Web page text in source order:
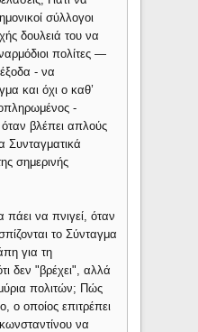
σύλλογοι
δουλειά του να
πολίτες —
- να
και όχι ο καθ’
-
βλέπει απλούς
Συνταγματικά
σημερινής
πάει να πνιγεί, όταν
το Σύνταγμα
για τη
δεν "βρέχει", αλλά
πολιτών; Πώς
ο οποίος επιτρέπει
να